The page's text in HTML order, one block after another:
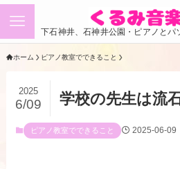
下石神井、石神井公園・ピアノとパ
ホーム ピアノ教室でできること
学校の先生は流
2025
6/09
ピアノ教室でできること 2025-06-09